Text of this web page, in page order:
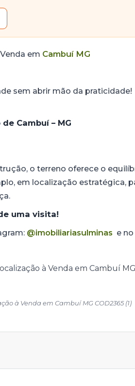
em Cambuí MG
sem abrir mão da praticidade!
Cambuí – MG
o terreno oferece o
em localização estratégica,
uma visita!
@imobiliariasulminas e no
à Venda em Cambuí MG COD2365 (1)